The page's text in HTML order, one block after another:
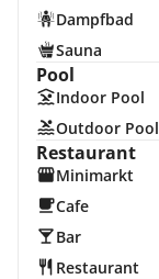
Dampfbad
Sauna
Pool
Indoor Pool
Outdoor Pool
Restaurant
Minimarkt
Cafe
Bar
Restaurant